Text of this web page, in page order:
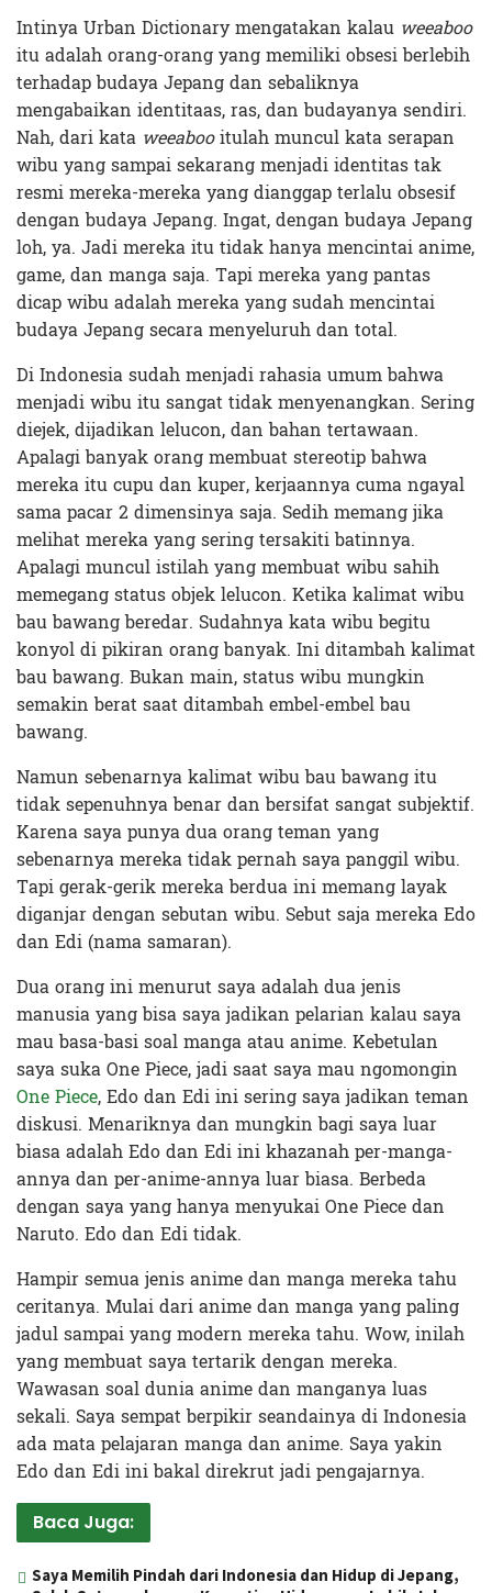
Intinya Urban Dictionary mengatakan kalau weeaboo
itu adalah orang-orang yang memiliki obsesi berlebih
terhadap budaya Jepang dan sebaliknya
mengabaikan identitaas, ras, dan budayanya sendiri.
Nah, dari kata weeabooitulah muncul kata serapan
wibu yang sampai sekarang menjadi identitas tak
resmi mereka-mereka yang dianggap terlalu obsesif
dengan budaya Jepang. Ingat, dengan budaya Jepang
loh, ya. Jadi mereka itu tidak hanya mencintai anime,
game, dan manga saja. Tapi mereka yang pantas
dicap wibu adalah mereka yang sudah mencintai
budaya Jepang secara menyeluruh dan total.
Di Indonesia sudah menjadi rahasia umum bahwa
menjadi wibu itu sangat tidak menyenangkan. Sering
diejek, dijadikan lelucon, dan bahan tertawaan.
Apalagi banyak orang membuat stereotip bahwa
mereka itu cupu dan kuper, kerjaannya cuma ngayal
sama pacar 2 dimensinya saja. Sedih memang jika
melihat mereka yang sering tersakiti batinnya.
Apalagi muncul istilah yang membuat wibu sahih
memegang status objek lelucon. Ketika kalimat wibu
bau bawang beredar. Sudahnya kata wibu begitu
konyol di pikiran orang banyak. Ini ditambah kalimat
bau bawang. Bukan main, status wibu mungkin
semakin berat saat ditambah embel-embel bau
bawang.
Namun sebenarnya kalimat wibu bau bawang itu
tidak sepenuhnya benar dan bersifat sangat subjektif.
Karena saya punya dua orang teman yang
sebenarnya mereka tidak pernah saya panggil wibu.
Tapi gerak-gerik mereka berdua ini memang layak
diganjar dengan sebutan wibu. Sebut saja mereka Edo
dan Edi (nama samaran).
Dua orang ini menurut saya adalah dua jenis
manusia yang bisa saya jadikan pelarian kalau saya
mau basa-basi soal manga atau anime. Kebetulan
saya suka One Piece, jadi saat saya mau ngomongin
One Piece, Edo dan Edi ini sering saya jadikan teman
diskusi. Menariknya dan mungkin bagi saya luar
biasa adalah Edo dan Edi ini khazanah per-manga-
annya dan per-anime-annya luar biasa. Berbeda
dengan saya yang hanya menyukai One Piece dan
Naruto. Edo dan Edi tidak.
Hampir semua jenis anime dan manga mereka tahu
ceritanya. Mulai dari anime dan manga yang paling
jadul sampai yang modern mereka tahu. Wow, inilah
yang membuat saya tertarik dengan mereka.
Wawasan soal dunia anime dan manganya luas
sekali. Saya sempat berpikir seandainya di Indonesia
ada mata pelajaran manga dan anime. Saya yakin
Edo dan Edi ini bakal direkrut jadi pengajarnya.
Baca Juga:
Saya Memilih Pindah dari Indonesia dan Hidup di Jepang,